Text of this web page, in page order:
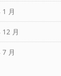
月
月
月